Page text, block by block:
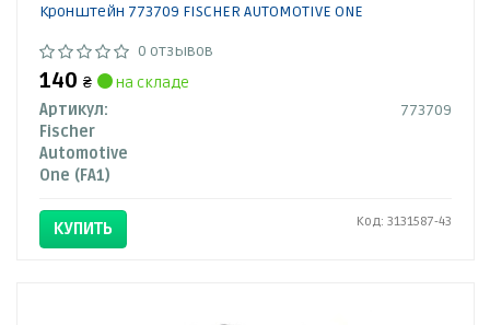
Кронштейн 773709 FISCHER AUTOMOTIVE ONE
0 отзывов
140 ₴
на складе
Артикул:
773709
Fischer
Automotive
One (FA1)
КУПИТЬ Код: 3131587-43